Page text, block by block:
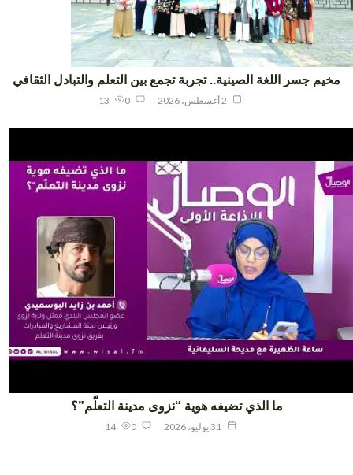
جسر اللغة الصينية.. تجربة تجمع بين التعلم والتبادل الثقافي
13
ما الذي تضيفه هوية “نزوى مدينة التعلّم”؟
14